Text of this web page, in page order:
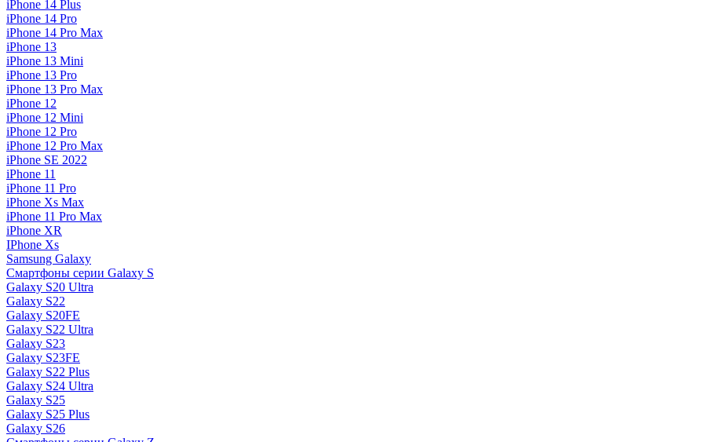
iPhone 14 Plus
iPhone 14 Pro
iPhone 14 Pro Max
iPhone 13
iPhone 13 Mini
iPhone 13 Pro
iPhone 13 Pro Max
iPhone 12
iPhone 12 Mini
iPhone 12 Pro
iPhone 12 Pro Max
iPhone SE 2022
iPhone 11
iPhone 11 Pro
iPhone Xs Max
iPhone 11 Pro Max
iPhone XR
IPhone Xs
Samsung Galaxy
Смартфоны серии Galaxy S
Galaxy S20 Ultra
Galaxy S22
Galaxy S20FE
Galaxy S22 Ultra
Galaxy S23
Galaxy S23FE
Galaxy S22 Plus
Galaxy S24 Ultra
Galaxy S25
Galaxy S25 Plus
Galaxy S26